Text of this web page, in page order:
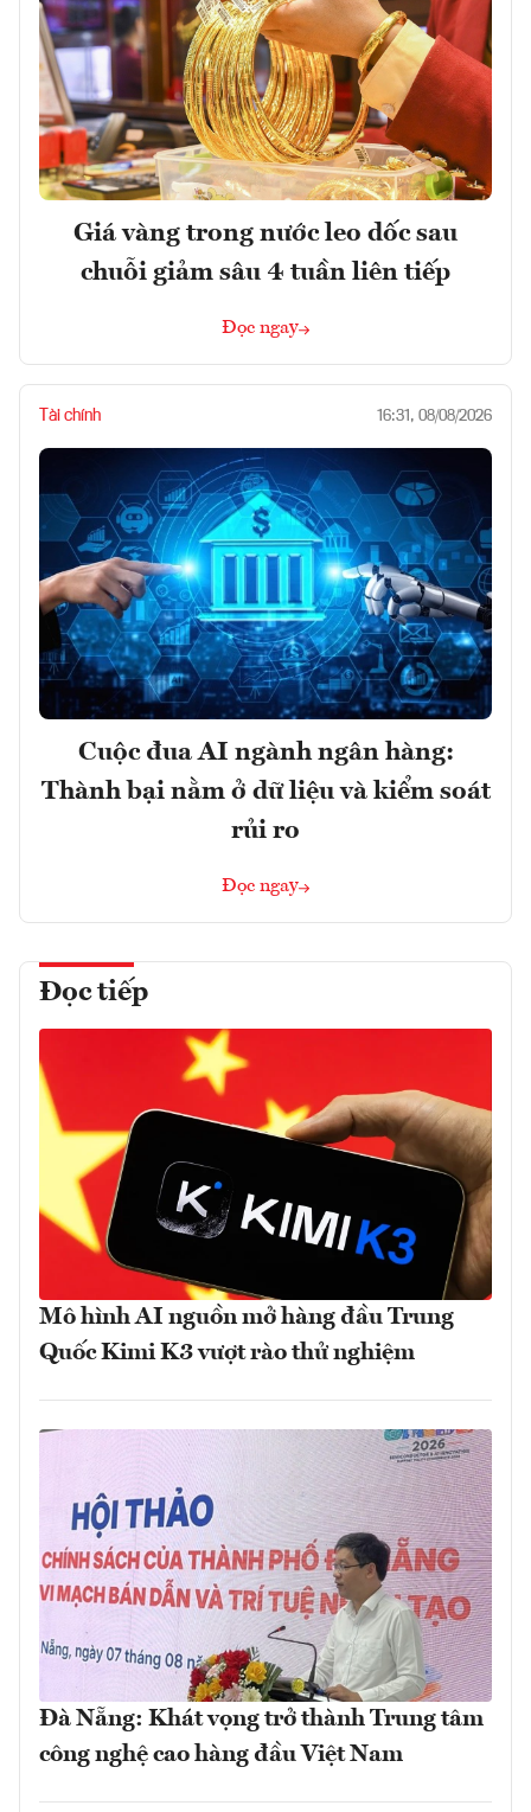
Giá vàng trong nước leo dốc sau
chuỗi giảm sâu 4 tuần liên tiếp
Đọc ngay
Tài chính 16:31, 08/08/2026
Cuộc đua AI ngành ngân hàng:
Thành bại nằm ở dữ liệu và kiểm soát
rủi ro
Đọc ngay
Đọc tiếp
Mô hình AI nguồn mở hàng đầu Trung
Quốc Kimi K3 vượt rào thử nghiệm
Đà Nẵng: Khát vọng trở thành Trung tâm
công nghệ cao hàng đầu Việt Nam